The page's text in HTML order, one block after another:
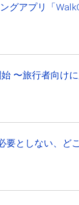
グアプリ「
〜旅行者向け
要としない、ど